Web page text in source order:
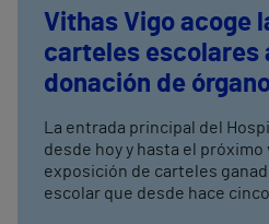
Vithas Vigo acoge
carteles escolares
donación de
La entrada principal del
desde hoy y hasta el próximo
exposición de carteles
escolar que desde hace